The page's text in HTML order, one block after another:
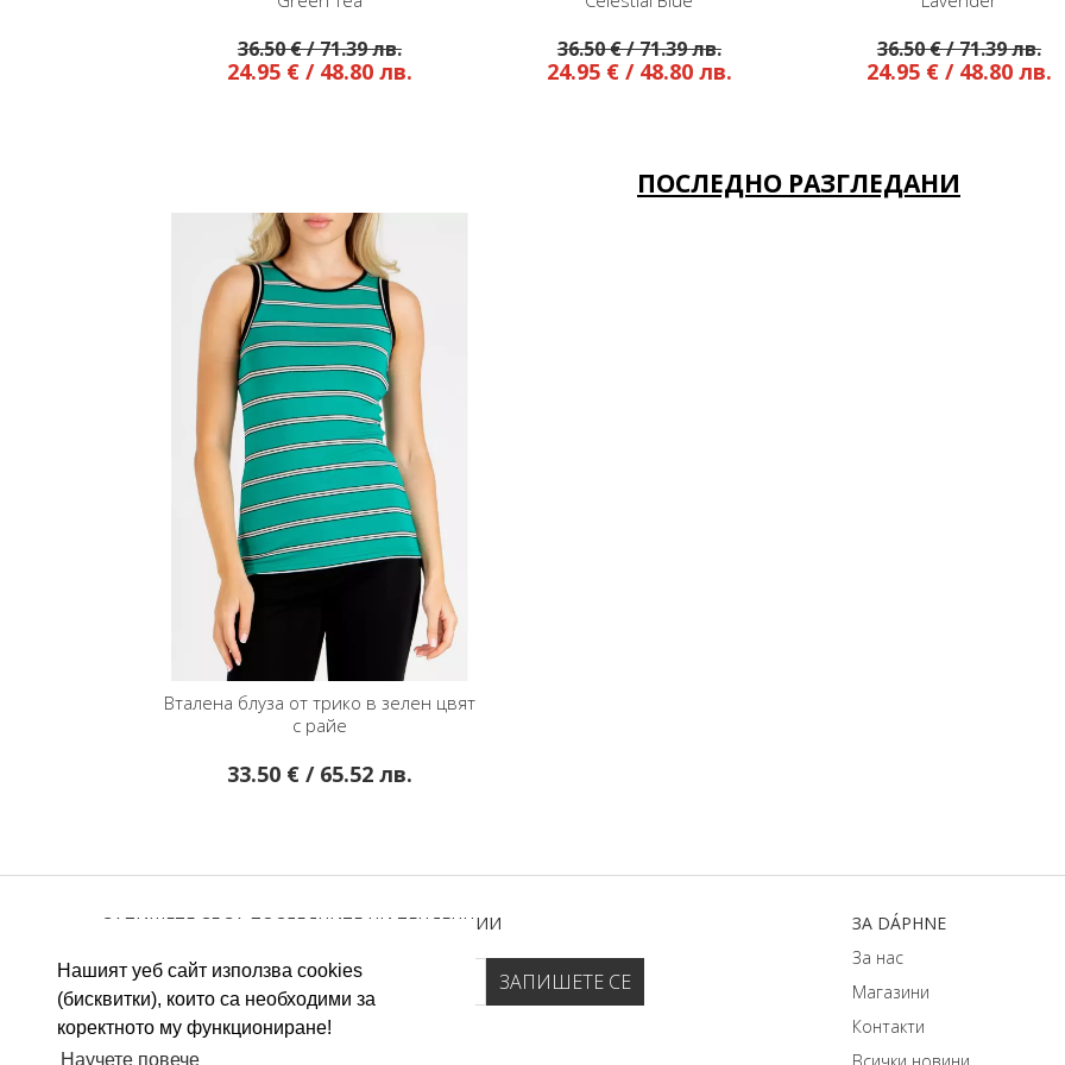
Нашият уеб сайт използва cookies
(бисквитки), които са необходими за
коректното му функциониране!
Научете повече
36.50 € / 71.39 лв.
24.95 € / 48.80 лв.
36.50 € / 71.39 лв.
24.95 € / 48.80 лв.
31.95 € / 62.49
ПОСЛЕДНО РАЗГЛЕДАНИ
Вталена блуза от трико в зелен цвят
с райе
33.50 € / 65.52 лв.
ЗАПИШЕТЕ СЕ ЗА ПОСЛЕДНИТЕ НИ ТЕНДЕНЦИИ
ЗA DÁPHNЕ
За нас
Магазини
Контакти